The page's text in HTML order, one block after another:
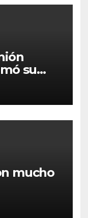
su
mucho